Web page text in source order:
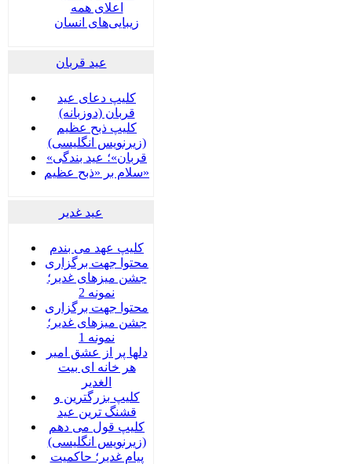
اعلای همه
زیبایی‌های انسان
عید قربان
کلیپ دعای عید
قربان (دوزبانه)
کلیپ ذبح عظیم
(زیرنویس انگلیسی)
«قربان»؛ عید بندگی
سلام بر «ذبح عظیم»
عید غدير
کلیپ عهد می بندم
محتوا جهت برگزاری
جشن میزهای غدیر؛
نمونه 2
محتوا جهت برگزاری
جشن میزهای غدیر؛
نمونه 1
دلها پر از عشق امیر
هر خانه ای بیت
الغدیر
کلیپ بزرگترین و
قشنگ ترین عید
کلیپ قول می دهم
(زیرنویس انگلیسی)
پیام غدیر؛ حاکمیت